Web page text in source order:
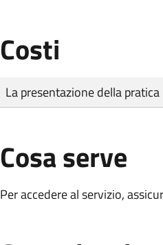
Costi
Tipo di pagamento
Importo
La presentazione della
Cosa serve
Per accedere al servizio,